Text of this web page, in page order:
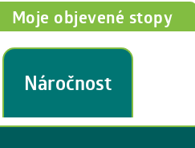
Moje objevené stopy
Náročnost